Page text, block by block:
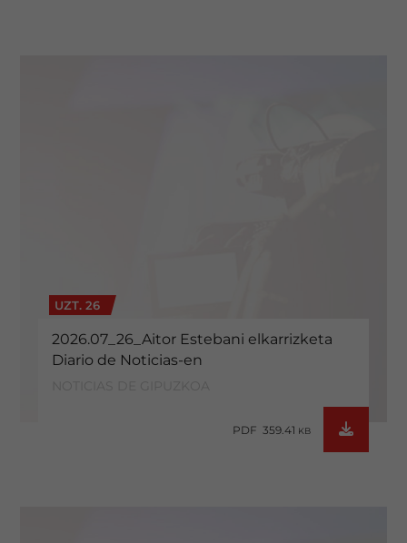
UZT. 26
2026.07_26_Aitor Estebani elkarrizketa
Diario de Noticias-en
PDF 359.41 KB